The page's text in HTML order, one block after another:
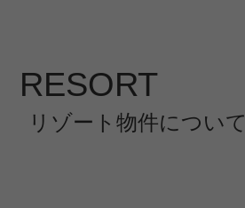
RESORT
リゾート物件について